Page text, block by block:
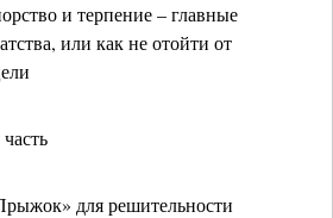
и терпение – главные
или как не отойти от
для решительности